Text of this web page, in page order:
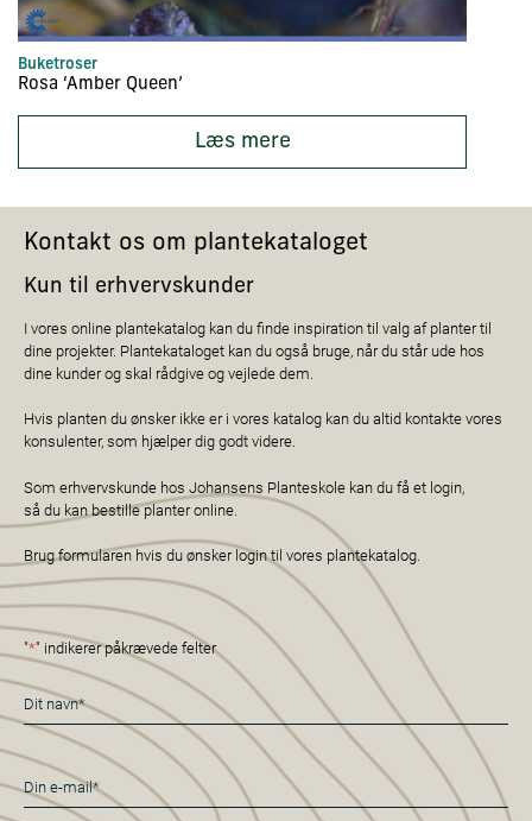
Buketroser
Rosa ‘Amber Queen’
Læs mere
Kontakt os om plantekataloget
Kun til erhvervskunder
I vores online plantekatalog kan du finde inspiration til valg af planter til
dine projekter. Plantekataloget kan du også bruge, når du står ude hos
dine kunder og skal rådgive og vejlede dem.
Hvis planten du ønsker ikke er i vores katalog kan du altid kontakte vores
konsulenter, som hjælper dig godt videre.
Som erhvervskunde hos Johansens Planteskole kan du få et login,
så du kan bestille planter online.
Brug formularen hvis du ønsker login til vores plantekatalog.
"*" indikerer påkrævede felter
Navn
*
E-
mail